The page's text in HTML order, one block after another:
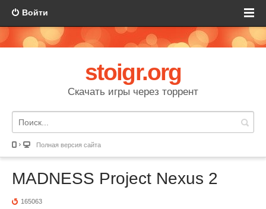
Войти
stoigr.org
Скачать игры через торрент
Полная версия сайта
MADNESS Project Nexus 2
165063